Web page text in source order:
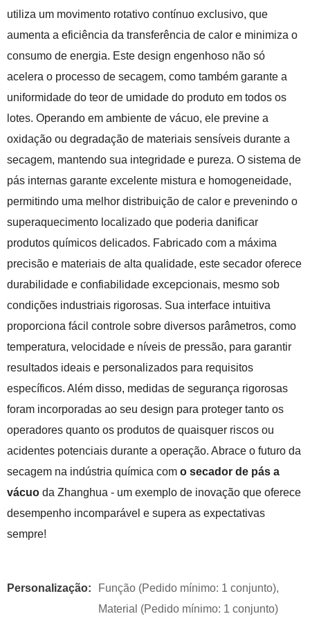
utiliza um movimento rotativo contínuo exclusivo, que
aumenta a eficiência da transferência de calor e minimiza o
consumo de energia. Este design engenhoso não só
acelera o processo de secagem, como também garante a
uniformidade do teor de umidade do produto em todos os
lotes. Operando em ambiente de vácuo, ele previne a
oxidação ou degradação de materiais sensíveis durante a
secagem, mantendo sua integridade e pureza. O sistema de
pás internas garante excelente mistura e homogeneidade,
permitindo uma melhor distribuição de calor e prevenindo o
superaquecimento localizado que poderia danificar
produtos químicos delicados. Fabricado com a máxima
precisão e materiais de alta qualidade, este secador oferece
durabilidade e confiabilidade excepcionais, mesmo sob
condições industriais rigorosas. Sua interface intuitiva
proporciona fácil controle sobre diversos parâmetros, como
temperatura, velocidade e níveis de pressão, para garantir
resultados ideais e personalizados para requisitos
específicos. Além disso, medidas de segurança rigorosas
foram incorporadas ao seu design para proteger tanto os
operadores quanto os produtos de quaisquer riscos ou
acidentes potenciais durante a operação. Abrace o futuro da
secagem na indústria química com o secador de pás a
vácuo da Zhanghua - um exemplo de inovação que oferece
desempenho incomparável e supera as expectativas
sempre!
Personalização:
Função (Pedido mínimo: 1 conjunto),
Material (Pedido mínimo: 1 conjunto)